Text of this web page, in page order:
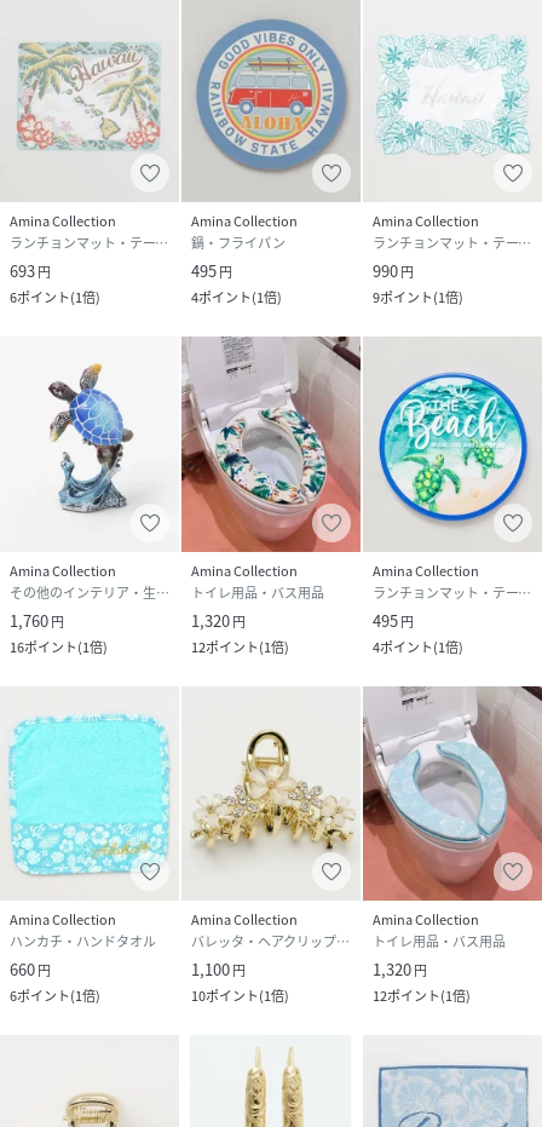
Amina Collection
ランチョンマット・テーブルクロス
693円
6ポイント(1倍)
Amina Collection
鍋・フライパン
495円
4ポイント(1倍)
Amina Collection
ランチョンマット・テーブルクロス
990円
9ポイント(1倍)
Amina Collection
その他のインテリア・生活雑貨
1,760円
16ポイント(1倍)
Amina Collection
トイレ用品・バス用品
1,320円
12ポイント(1倍)
Amina Collection
ランチョンマット・テーブルクロス
495円
4ポイント(1倍)
Amina Collection
ハンカチ・ハンドタオル
660円
6ポイント(1倍)
Amina Collection
バレッタ・ヘアクリップ・ヘアピン
1,100円
10ポイント(1倍)
Amina Collection
トイレ用品・バス用品
1,320円
12ポイント(1倍)